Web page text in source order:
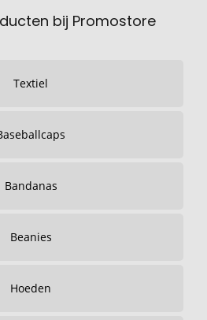
bij Promostore
Textiel
Bandanas
Beanies
Hoeden